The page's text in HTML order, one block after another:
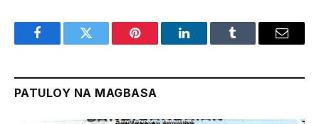
FacebookTwitter Pinterest LinkedInTumblr Email
PATULOY NA MAGBASA